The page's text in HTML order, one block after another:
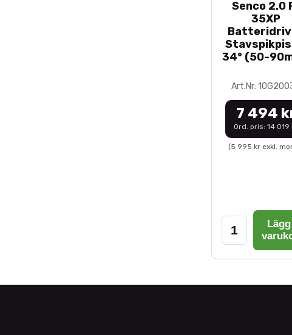
Senco 2.0
35XP
34° (50-
Art.Nr:
7 494
Ord. pris: 14 019
(5 995 kr exkl.